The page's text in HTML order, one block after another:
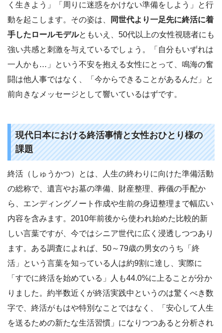
く生きよう」「周りに迷惑をかけない準備をしよう」と行
動を起こします。その姿は、
同世代より一足先に終活に着
手したロールモデルともいえ、50代以上の女性視聴者にも
強い共感と刺激を与えているでしょう。「自分もいずれは
一人かも…」という不安を抱える女性にとって、鳴海の奮
闘は他人事ではなく、「今からできることがあるんだ」と
前向きなメッセージとして響いているはずです。
現代日本における終活事情と女性おひとり様の
課題
終活（しゅうかつ）とは、人生の終わりに向けた準備活動
の総称で、遺言やお墓の準備、財産整理、葬儀の手配か
ら、エンディングノート作成や生前の身辺整理まで幅広い
内容を含みます。2010年前後から使われ始めた比較的新
しい言葉ですが、今ではシニア世代に広く浸透しつつあり
ます。ある調査によれば、50～79歳の男女のうち「終
活」という言葉を知っている人は約9割に達し、実際に
「すでに終活を始めている」人も44.0%に上ることが分か
りました。約半数近くが終活実践中というのは驚くべき数
字で、終活がもはや特別なことではなく、「安心して人生
を送るための新たな生活習慣」になりつつあると分析され